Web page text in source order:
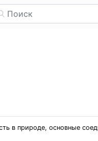
в природе, основные